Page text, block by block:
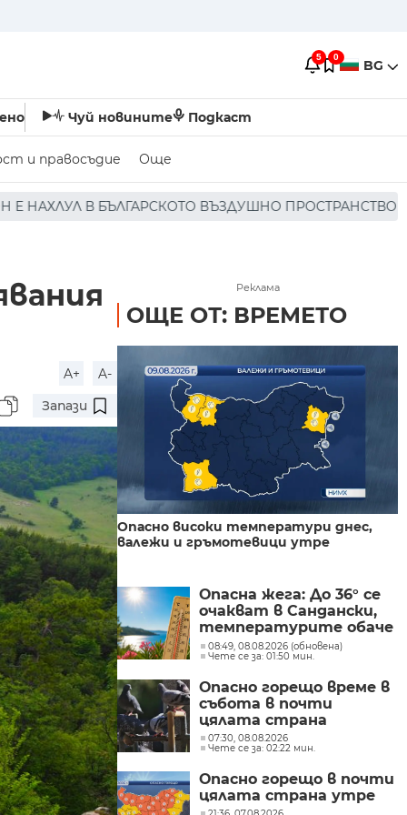
5 0 BG
Чуй новините Подкаст
и правосъдие Още
ВЪЗДУШНО ПРОСТРАНСТВО * * * НЯМА ПОРАЖЕНИЯ
A+
A-
Запази
Реклама
ОЩЕ ОТ: ВРЕМЕТО
Опасно високи температури днес,
валежи и гръмотевици утре
Опасна жега: До 36° се
очакват в Сандански,
температурите обаче
не са рекордни
08:49, 08.08.2026 (обновена)
Чете се за: 01:50 мин.
Опасно горещо време в
събота в почти
цялата страна
07:30, 08.08.2026
Чете се за: 02:22 мин.
Опасно горещо в почти
цялата страна утре